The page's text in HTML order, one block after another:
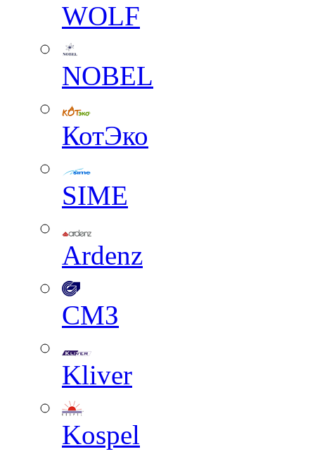
WOLF
NOBEL
КотЭко
SIME
Ardenz
СМЗ
Kliver
Kospel